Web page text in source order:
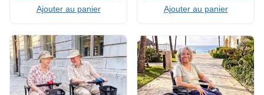
Ajouter au panier Ajouter au panier